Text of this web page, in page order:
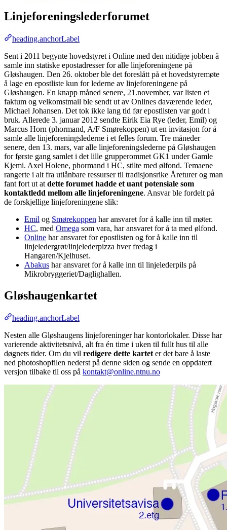
Linjeforeningslederforumet
heading.anchorLabel
Sent i 2011 begynte hovedstyret i Online med den nitidige jobben å
samle inn statiske epostadresser for alle linjeforeningene på
Gløshaugen. Den 26. oktober ble det foreslått på et hovedstyremøte
å lage en epostliste kun for lederne av linjeforeningene på
Gløshaugen. En knapp måned senere, 21.november, var listen et
faktum og velkomstmail ble sendt ut av Onlines daværende leder,
Michael Johansen. Det tok ikke lang tid før epostlisten var godt i
bruk. Allerede 3. januar 2012 sendte Eirik Eia Rye (leder, Emil) og
Marcus Horn (phormand, A/F Smørekoppen) ut en invitasjon for å
samle alle linjeforeningslederne i et felles forum. Tre måneder
senere, den 13. mars, var alle linjeforeningslederne på Gløshaugen
for første gang samlet i det lille grupperommet GK1 under Gamle
Kjemi. Axel Holene, phormand i HC, stilte med ølfond. Temaene
rangerte i alt fra utlånbare ressurser til tradisjonsrike Åreturer og man
fant fort ut at dette forumet hadde et uant potensiale som
kontaktledd mellom alle linjeforeningene. Ansvar ble fordelt på
de forskjellige linjeforeningene slik:
Emil og Smørekoppen har ansvaret for å kalle inn til møter.
HC, med Omega som vara, har ansvaret for å ta med ølfond.
Online har ansvaret for epostlisten og for å kalle inn til
linjeledergrøt/linjelederpizza hver fredag i
Hangaren/Kjelhuset.
Abakus har ansvaret for å kalle inn til linjelederpils på
Mikrobryggeriet/Daglighallen.
Gløshaugenkartet
heading.anchorLabel
Nesten alle Gløshaugens linjeforeninger har kontorlokaler. Disse har
varierende aktivitetsnivå, alt fra én time i uken til fullt hus til alle
døgnets tider. Om du vil redigere dette kartet er det bare å laste
ned photoshopfilen nederst på denne siden og sende en oppdatert
versjon tilbake til oss på kontakt@online.ntnu.no